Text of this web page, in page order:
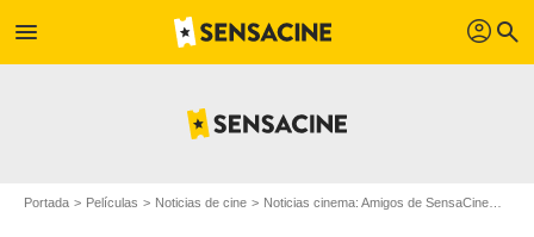
menu profil search
Portada Películas Noticias de cine Noticias cinema: Amigos de SensaCine